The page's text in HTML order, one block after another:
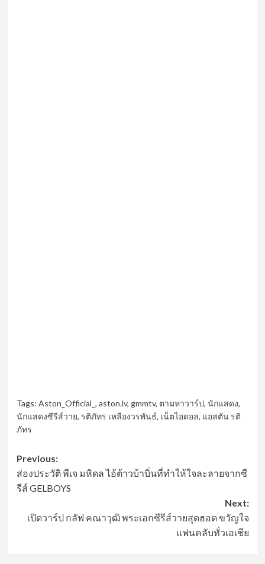
Tags: Aston_Official_ , aston.lv, gmmtv, ตามหาวาร์ป, นักแสดง,
นักแสดงซีรีส์วาย, รติภัทร เหลืองวรพันธ์, เน็ตไอดอล, แอสตัน รติ
ภัทร
Post
navigation
Previous:
ส่องประวัติ พีเจ มหิดล ไอ้ต้าวบ้าบิ่นที่ทำให้ใจละลายจากซี
รีส์ GELBOYS
Next:
เปิดวาร์ป กลัฟ คณาวุฒิ พระเอกซีรีส์วายสุดฮอต ขวัญใจ
แฟนคลับทั่วเอเชีย